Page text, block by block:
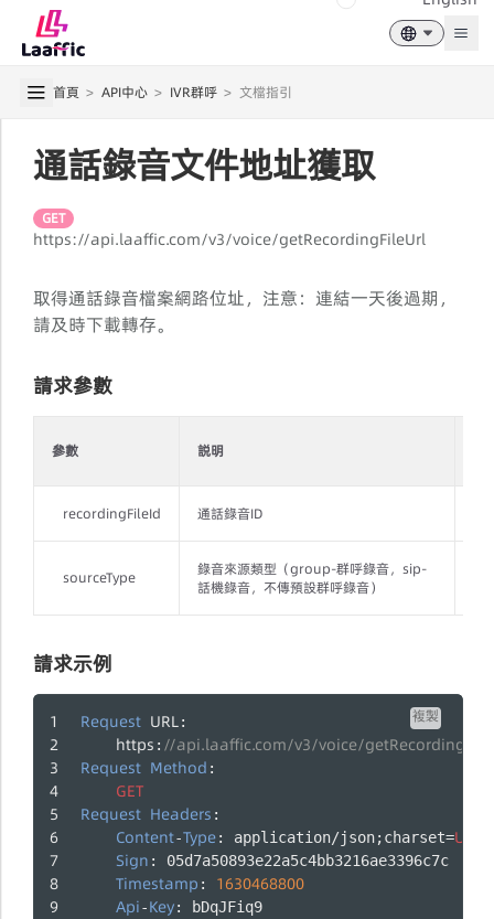
首頁 > API中心 > IVR群呼 > 文檔指引
通話錄音文件地址獲取
GET
https://api.laaffic.com/v3/voice/getRecordingFileUrl
取得通話錄音檔案網路位址，注意：連結一天後過期，
請及時下載轉存。
請求參數
參數 説明
recordingFileId 通話錄音ID
sourceType
錄音來源類型（group-群呼錄音，sip-
話機錄音，不傳預設群呼錄音）
請求示例
複製
Request URL:
https : //api.laaffic.com/v3/voice/
Request Method :
GET
Request Headers :
Content-Type: application/json;charset=UTF
Sign : 05d7a50893e22a5c4bb3216ae3396c7c
Timestamp : 1630468800
Api-Key: bDqJFiq9